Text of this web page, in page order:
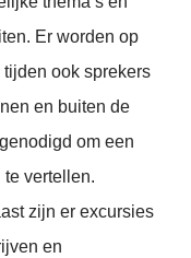
Er worden op
tijden ook sprekers
en buiten de
om een
te vertellen.
zijn er excursies
en